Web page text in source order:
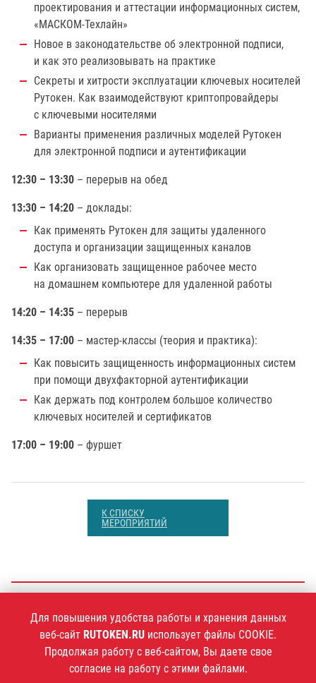
проектирования и аттестации информационных систем,
«МАСКОМ-Техлайн»
Новое в законодательстве об электронной подписи,
и как это реализовывать на практике
Секреты и хитрости эксплуатации ключевых носителей
Рутокен. Как взаимодействуют криптопровайдеры
с ключевыми носителями
Варианты применения различных моделей Рутокен
для электронной подписи и аутентификации
12:30 – 13:30 – перерыв на обед
13:30 – 14:20 – доклады:
Как применять Рутокен для защиты удаленного
доступа и организации защищенных каналов
Как организовать защищенное рабочее место
на домашнем компьютере для удаленной работы
14:20 – 14:35 – перерыв
14:35 – 17:00 – мастер-классы (теория и практика):
Как повысить защищенность информационных систем
при помощи двухфакторной аутентификации
Как держать под контролем большое количество
ключевых носителей и сертификатов
17:00 – 19:00 – фуршет
К СПИСКУ
МЕРОПРИЯТИЙ
+7 (495)925-77-90
Для повышения удобства работы и хранения данных
веб-сайт RUTOKEN.RU использует файлы COOKIE.
Продолжая работу с веб-сайтом, Вы даете свое
согласие на работу с этими файлами.